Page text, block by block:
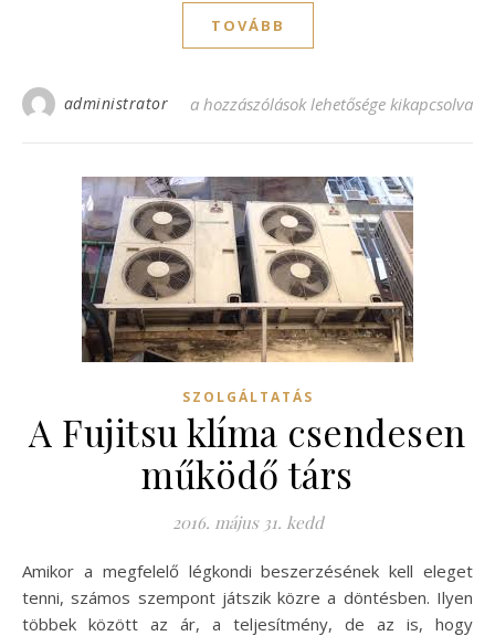
TOVÁBB
administrator A klíma télen is használható bejegyzéshez
a hozzászólások lehetősége kikapcsolva
SZOLGÁLTATÁS
A Fujitsu klíma csendesen
működő társ
2016. május 31. kedd
Amikor a megfelelő légkondi beszerzésének kell eleget
tenni, számos szempont játszik közre a döntésben. Ilyen
többek között az ár, a teljesítmény, de az is, hogy